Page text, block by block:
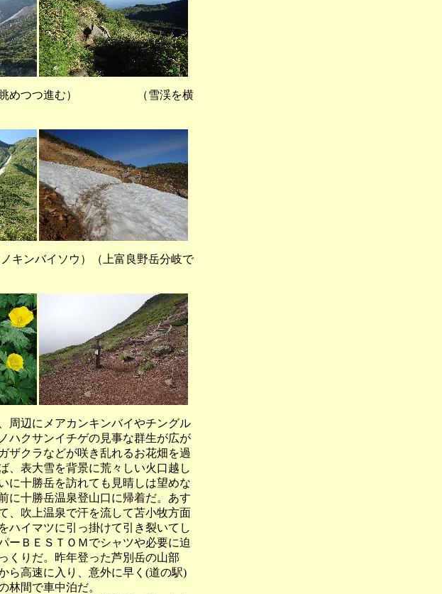
眺めつつ進む） （雪渓を横
ンバイソウ）（上富良野岳分岐で
周辺にメアカンキンバイやチングル
ハクサンイチゲの見事な群生が広が
ザクラなどが咲き乱れるお花畑を過
、表大雪を背景に荒々しい火口越し
に十勝岳を訪れても見晴しは望めな
に十勝岳温泉登山口に帰着だ。あす
、吹上温泉で汗を流して苫小牧方面
ハイマツに引っ掛けて引き裂いてし
ーＢＥＳＴＯＭでシャツや必要に迫
くりだ。昨年登った芦別岳の山部
ら高速に入り、意外に早く(道の駅)
林間で車中泊だ。